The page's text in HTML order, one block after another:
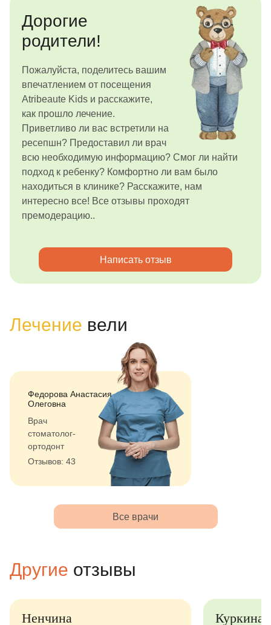
Дорогие
родители!
Пожалуйста, поделитесь вашим
впечатлением от посещения
Atribeaute Kids и расскажите,
как прошло лечение.
Приветливо ли вас встретили на
ресепшн? Предоставил ли врач
всю необходимую информацию? Смог ли найти
подход к ребенку? Комфортно ли вам было
находиться в клинике? Расскажите, нам
интересно все! Все отзывы проходят
премодерацию..
Написать отзыв
Лечение вели
Федорова Анастасия
Олеговна
Врач
стоматолог-
ортодонт
Отзывов: 43
Все врачи
Другие отзывы